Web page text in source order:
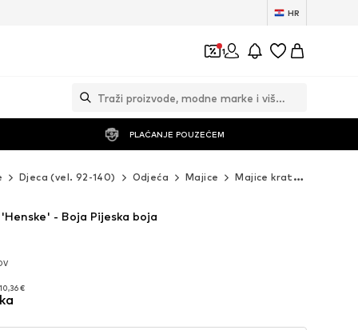
HR
1
PLAĆANJE POUZEĆEM
Djeca (vel. 92-140) Odjeća Majice Majice kratkih rukava
10,36 €
10,36 €
- Boja Pijeska boja